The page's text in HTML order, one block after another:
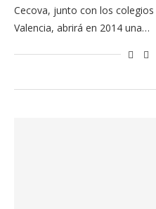
Cecova, junto con los
Valencia, abrirá en 2014 una…